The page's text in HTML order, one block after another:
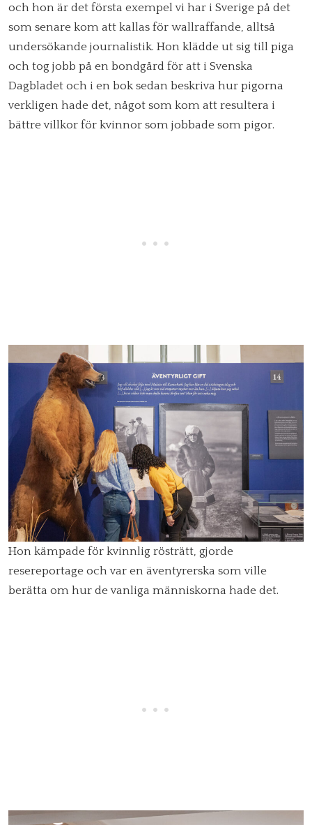
och hon är det första exempel vi har i Sverige på det
som senare kom att kallas för wallraffande, alltså
undersökande journalistik. Hon klädde ut sig till piga
och tog jobb på en bondgård för att i Svenska
Dagbladet och i en bok sedan beskriva hur pigorna
verkligen hade det, något som kom att resultera i
bättre villkor för kvinnor som jobbade som pigor.
Hon kämpade för kvinnlig rösträtt, gjorde
resereportage och var en äventyrerska som ville
berätta om hur de vanliga människorna hade det.